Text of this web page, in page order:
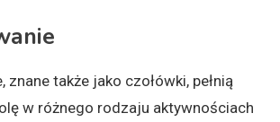
znane także jako czołówki, pełnią
w różnego rodzaju aktywnościach